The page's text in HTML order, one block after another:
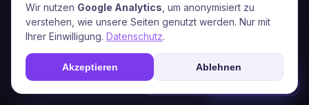
Wir nutzen Google Analytics , um anonymisiert zu
verstehen, wie unsere Seiten genutzt werden. Nur mit
Ihrer Einwilligung. Datenschutz.
Akzeptieren Ablehnen
☎